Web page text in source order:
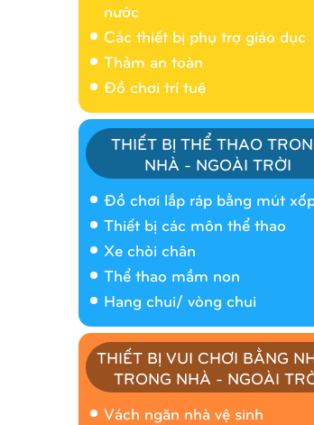
nước
Các thiết bị phụ trợ giáo dục
Thảm an toàn
Đồ chơi trí tuệ
THIẾT BỊ THỂ THAO
NHÀ - NGOÀI TRỜI
Đồ chơi lắp ráp bằng mút
Thiết bị các môn thể thao
Xe chòi chân
Thể thao mầm non
Hang chui/ vòng chui
THIẾT BỊ VUI CHƠI BẰNG
TRONG NHÀ - NGOÀI
Vách ngăn nhà vệ sinh
Nhà banh 9H5404
Nhà banh 9H5408